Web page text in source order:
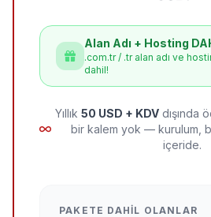
Alan Adı + Hosting
.com.tr / .tr alan adı ve
dahil!
Yıllık 50 USD + KDV dışında
bir kalem yok — kurulum,
içeride.
PAKETE DAHIL OLANLAR